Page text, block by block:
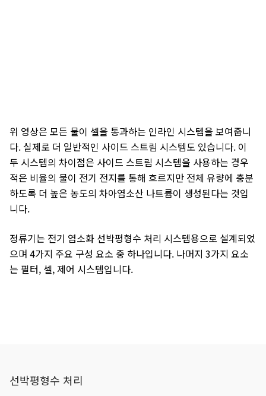
위 영상은 모든 물이 셀을 통과하는 인라인 시스템을 보여줍니
다. 실제로 더 일반적인 사이드 스트림 시스템도 있습니다. 이
두 시스템의 차이점은 사이드 스트림 시스템을 사용하는 경우
적은 비율의 물이 전기 전지를 통해 흐르지만 전체 유량에 충분
하도록 더 높은 농도의 차아염소산 나트륨이 생성된다는 것입
니다.
정류기는 전기 염소화 선박평형수 처리 시스템용으로 설계되었
으며 4가지 주요 구성 요소 중 하나입니다. 나머지 3가지 요소
는 필터, 셀, 제어 시스템입니다.
선박평형수 처리